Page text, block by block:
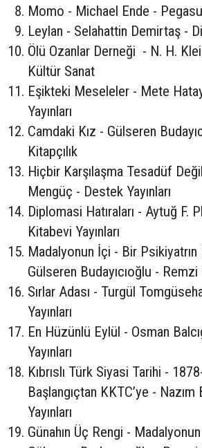
Momo - Michael Ende -
Leylan - Selahattin Demirtaş -
Ölü Ozanlar Derneği - N. H.
Kültür Sanat
Eşikteki Meseleler - Mete
Yayınları
Camdaki Kız - Gülseren
Kitapçılık
Hiçbir Karşılaşma Tesadüf
Mengüç - Destek Yayınları
Diplomasi Hatıraları - Aytuğ F.
Kitabevi Yayınları
Madalyonun İçi - Bir
Gülseren Budayıcıoğlu -
Sırlar Adası - Turgül
Yayınları
En Hüzünlü Eylül - Osman
Yayınları
Kıbrıslı Türk Siyasi Tarihi -
Başlangıçtan KKTC’ye - Nazım
Yayınları
Günahın Üç Rengi -